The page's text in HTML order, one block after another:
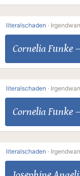
literalschaden ·
Cornelia Funke–
literalschaden ·
Cornelia Funke–
literalschaden ·